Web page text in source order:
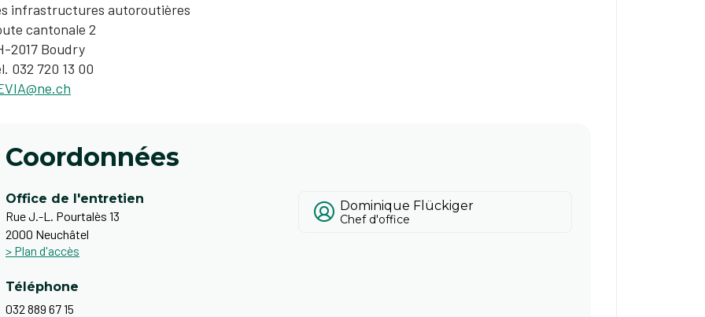
infrastructures autoroutières
cantonale 2
2017 Boudry
032 720 13 00
Coordonnées
Office de l'entretien
Rue J.-L. Pourtalès 13
2000 Neuchâtel
> Plan d'accès
Dominique Flückiger
Chef d'office
Téléphone
032 889 67 15